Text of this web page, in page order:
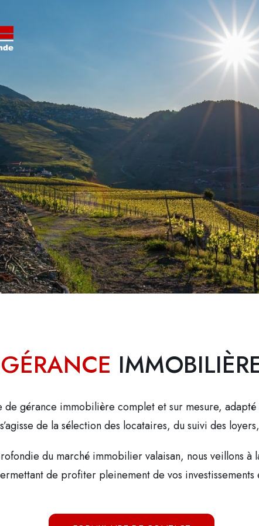
GÉRANCE
gérance immobilière complet et sur mesure,
de la sélection des locataires, du suivi des
du marché immobilier valaisan, nous veillons
de profiter pleinement de vos investissements